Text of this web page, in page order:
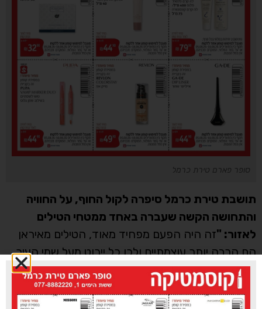
סופר פארם טירת כרמל
תושבת טירת כרמל סיפרה לקול החוף, על החוויה
והתחושה הקשה שעברה באחד ממטחי הטילים
לאזור: "זה היה הפעם מפחיד מאוד, הטילים מאיראן
הם הרבה יותר עוצמתיים ולכן כל יירוט מעל שמי העיר
נשמע היטב וכל הבית שלי רעד, אין לי ממ"ד ולכן
השתטחתי על הרצפה וזעקתי 'שמע ישראל' וביקשתי
מבורא עולם שהטילים יפלו רק בשטחים פתוחים ושלא